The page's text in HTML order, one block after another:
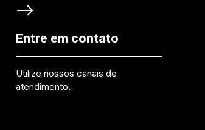
Entre em contato
Utilize nossos canais de
atendimento.